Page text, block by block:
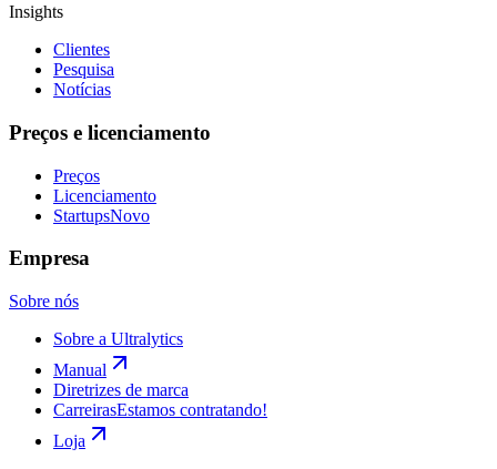
Insights
Clientes
Pesquisa
Notícias
Preços e licenciamento
Preços
Licenciamento
StartupsNovo
Empresa
Sobre nós
Sobre a Ultralytics
Manual
Diretrizes de marca
CarreirasEstamos contratando!
Loja